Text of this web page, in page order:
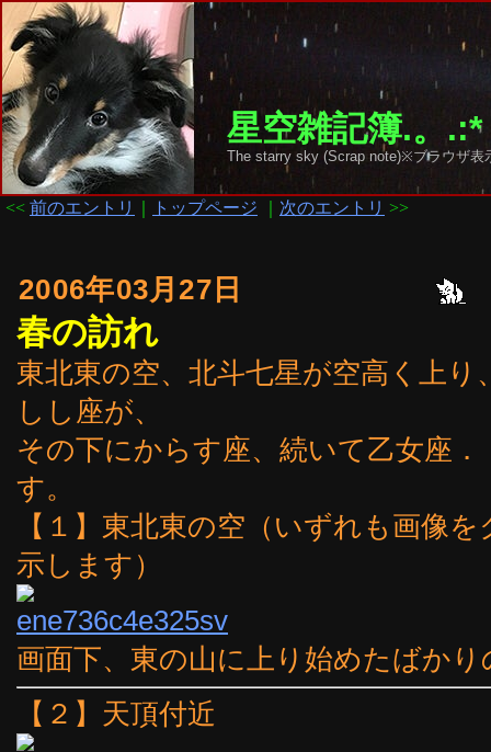
星空雑記簿.。
The starry sky (Scrap note)※ブラウザ
<< 前のエントリ トップページ 次のエントリ >>
2006年03月27日
春の訪れ
東北東の空、北斗七星が空高く上
しし座が、
その下にからす座、続いて乙女座
す。
【１】東北東の空（いずれも画像
示します）
画面下、東の山に上り始めたばか
【２】天頂付近